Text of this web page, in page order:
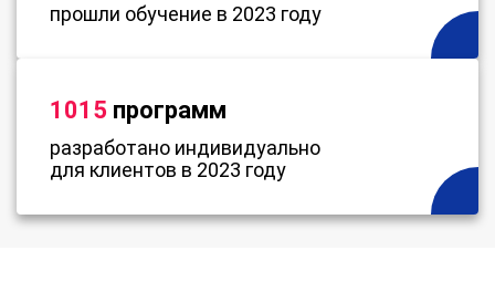
прошли обучение в 2023 году
1015 программ
разработано индивидуально
для клиентов в 2023 году